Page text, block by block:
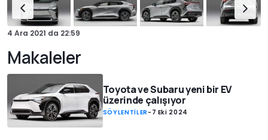
4 Ara 2021 da 22:59
Makaleler
Toyota ve Subaru yeni bir EV
üzerinde çalışıyor
SÖYLENTİLER - 7 Eki 2024